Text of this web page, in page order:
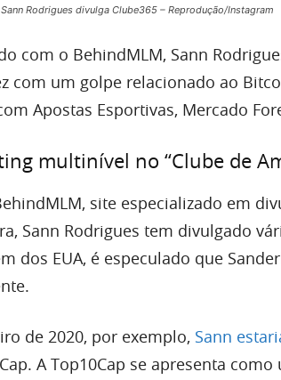
Rodrigues divulga Clube365 – Reprodução/Instagram
com o BehindMLM, Sann
com um golpe relacionado ao
Apostas Esportivas, Mercado
multinível no “Clube de
site especializado em
Sann Rodrigues tem divulgado
dos EUA, é especulado que
de 2020, por exemplo, Sann
A Top10Cap se apresenta